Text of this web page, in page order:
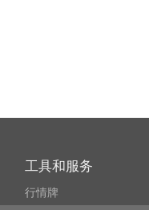
工具和服务
行情牌